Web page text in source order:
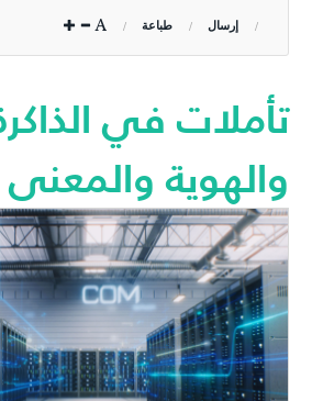
إرسال طباعة
تأملات في الذاكرة
والهوية والمعنى